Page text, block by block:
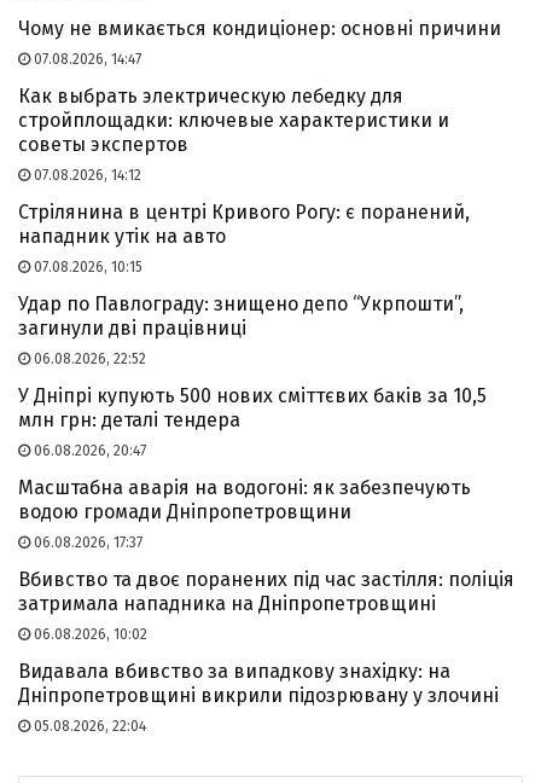
Чому не вмикається кондиціонер: основні причини
07.08.2026, 14:47
Как выбрать электрическую лебедку для
стройплощадки: ключевые характеристики и
советы экспертов
07.08.2026, 14:12
Стрілянина в центрі Кривого Рогу: є поранений,
нападник утік на авто
07.08.2026, 10:15
Удар по Павлограду: знищено депо “Укрпошти”,
загинули дві працівниці
06.08.2026, 22:52
У Дніпрі купують 500 нових сміттєвих баків за 10,5
млн грн: деталі тендера
06.08.2026, 20:47
Масштабна аварія на водогоні: як забезпечують
водою громади Дніпропетровщини
06.08.2026, 17:37
Вбивство та двоє поранених під час застілля: поліція
затримала нападника на Дніпропетровщині
06.08.2026, 10:02
Видавала вбивство за випадкову знахідку: на
Дніпропетровщині викрили підозрювану у злочині
05.08.2026, 22:04